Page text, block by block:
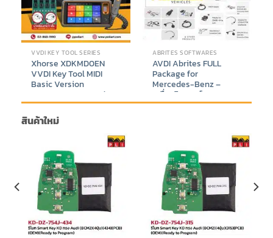
VVDI KEY TOOL SERIES
Xhorse XDKMD0EN
VVDI Key Tool MIDI
Basic Version
Supports IMMO and
TPMS Function +
Adapter for read isuzu
pincode Bundle Set
Price
range:
through
฿33,588
ABRITES SOFTWARES
AVDI Abrites FULL
Package for
Mercedes-Benz –
เครื่องวิเคราะห์และ
โปรแกรมรถยนต์ระดับมือ
was:
฿410,000.
Current
price
สินค้าใหม่